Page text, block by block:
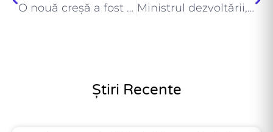
O nouă creșă a fost finalizată în municipiul Târnăveni ,… Ministrul dezvoltării, Cseke Attila: eliminăm birocrația din domeniul construcțiilor, accelerăm…
Știri Recente